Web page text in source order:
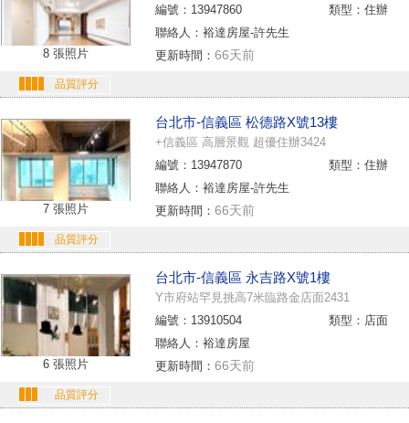
8 張照片
編號：13947860
類型：住辦
聯絡人：裕達房屋-許先生
更新時間： 66天前
品質評分
7 張照片
台北市-信義區 松德路X號13樓
+信義區 高層景觀 超優住辦3424
編號：13947870
類型：住辦
聯絡人：裕達房屋-許先生
更新時間： 66天前
品質評分
6 張照片
台北市-信義區 永吉路X號1樓
Y市府站罕見挑高7米臨路金店面2431
編號：13910504
類型：店面
聯絡人：裕達房屋
更新時間： 66天前
品質評分